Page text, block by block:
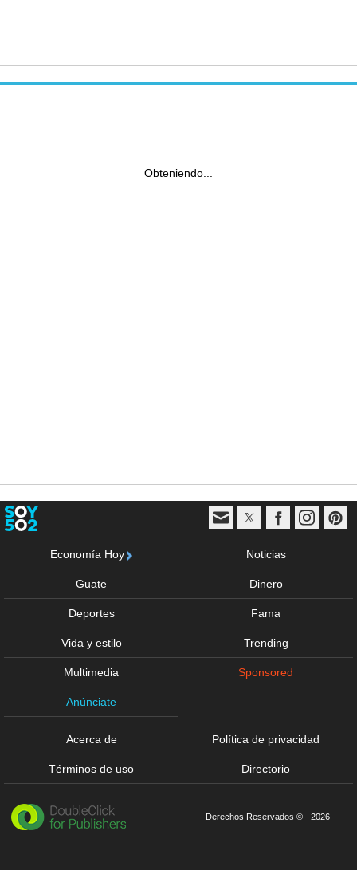
Obteniendo...
Economía Hoy Noticias
Guate Dinero
Deportes Fama
Vida y estilo Trending
Multimedia Sponsored
Anúnciate
Acerca de Política de privacidad
Términos de uso Directorio
Derechos Reservados © - 2026